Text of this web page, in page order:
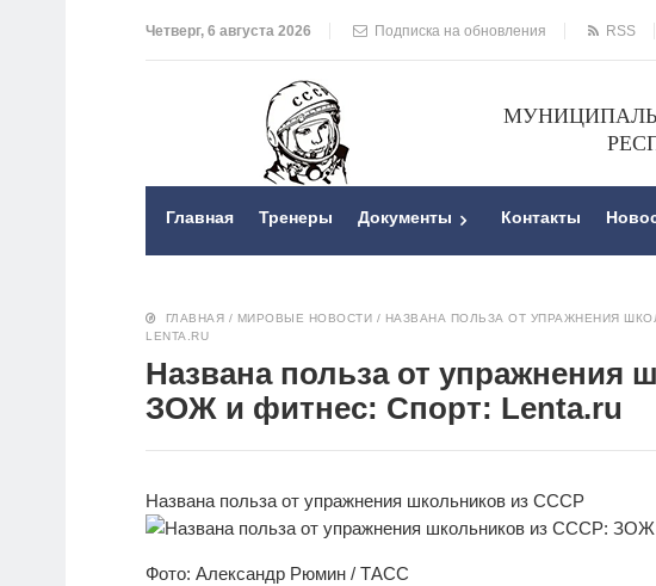
Четверг, 6 августа 2026 Подписка на обновления RSS
Главная Тренеры Документы Контакты
ГЛАВНАЯ / МИРОВЫЕ НОВОСТИ / НАЗВАНА ПОЛЬЗА ОТ УПРАЖНЕНИЯ
LENTA.RU
Названа польза от упражнения
ЗОЖ и фитнес: Спорт: Lenta.ru
Названа польза от упражнения школьников из СССР
Фото: Александр Рюмин / ТАСС